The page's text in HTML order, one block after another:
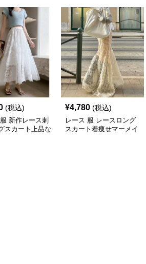
(税込)
新作レース刺
スカート上品な
¥4,780 (税込)
レース 服 レースロング
スカート着痩せマーメイ